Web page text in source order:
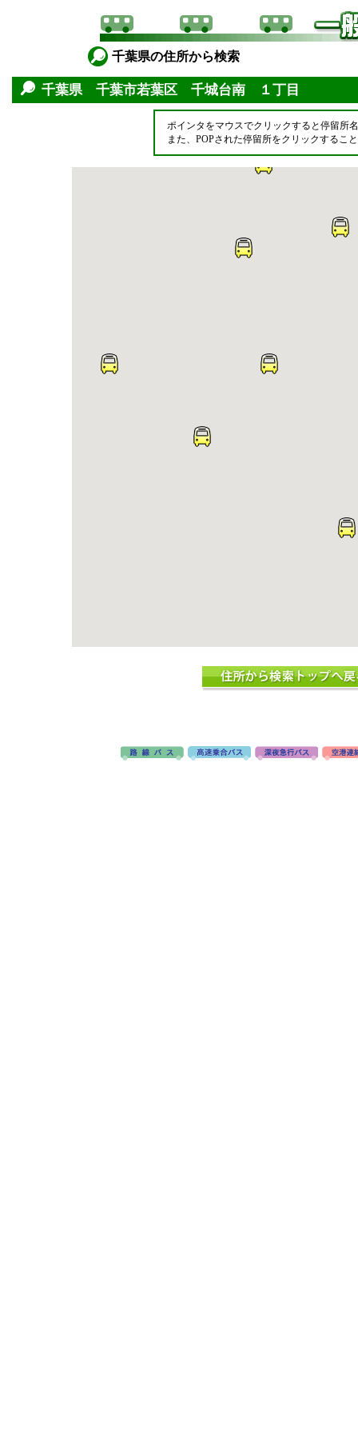
千葉県の住所から検索
千葉県 千葉市若葉区 千城台南 １丁目
ポインタをマウスでクリックすると停留所
また、POPされた停留所をクリックするこ